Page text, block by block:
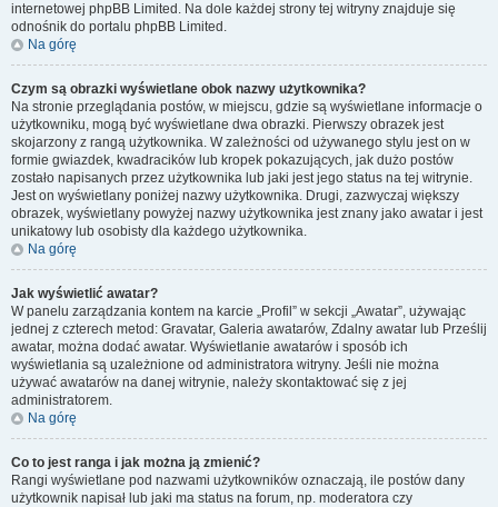
internetowej phpBB Limited. Na dole każdej strony tej witryny znajduje się
odnośnik do portalu phpBB Limited.
Na górę
Czym są obrazki wyświetlane obok nazwy użytkownika?
Na stronie przeglądania postów, w miejscu, gdzie są wyświetlane informacje o
użytkowniku, mogą być wyświetlane dwa obrazki. Pierwszy obrazek jest
skojarzony z rangą użytkownika. W zależności od używanego stylu jest on w
formie gwiazdek, kwadracików lub kropek pokazujących, jak dużo postów
zostało napisanych przez użytkownika lub jaki jest jego status na tej witrynie.
Jest on wyświetlany poniżej nazwy użytkownika. Drugi, zazwyczaj większy
obrazek, wyświetlany powyżej nazwy użytkownika jest znany jako awatar i jest
unikatowy lub osobisty dla każdego użytkownika.
Na górę
Jak wyświetlić awatar?
W panelu zarządzania kontem na karcie „Profil” w sekcji „Awatar”, używając
jednej z czterech metod: Gravatar, Galeria awatarów, Zdalny awatar lub Prześlij
awatar, można dodać awatar. Wyświetlanie awatarów i sposób ich
wyświetlania są uzależnione od administratora witryny. Jeśli nie można
używać awatarów na danej witrynie, należy skontaktować się z jej
administratorem.
Na górę
Co to jest ranga i jak można ją zmienić?
Rangi wyświetlane pod nazwami użytkowników oznaczają, ile postów dany
użytkownik napisał lub jaki ma status na forum, np. moderatora czy